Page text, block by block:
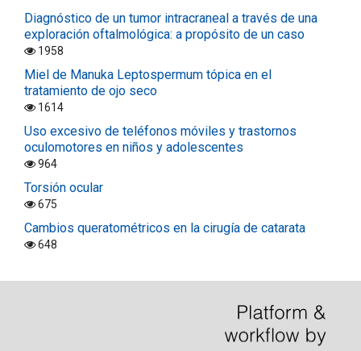
Diagnóstico de un tumor intracraneal a través de una
exploración oftalmológica: a propósito de un caso
1958
Miel de Manuka Leptospermum tópica en el
tratamiento de ojo seco
1614
Uso excesivo de teléfonos móviles y trastornos
oculomotores en niños y adolescentes
964
Torsión ocular
675
Cambios queratométricos en la cirugía de catarata
648